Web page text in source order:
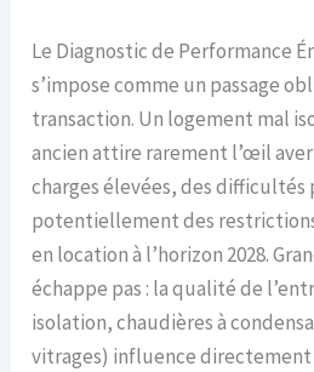
Le Diagnostic de Performance
s’impose comme un passage
transaction. Un logement mal
ancien attire rarement l’œil
charges élevées, des
potentiellement des
en location à l’horizon 2028.
échappe pas : la qualité de
isolation, chaudières à
vitrages) influence